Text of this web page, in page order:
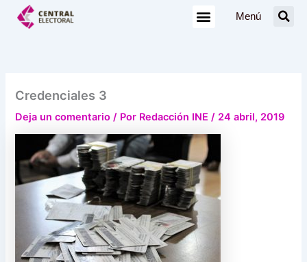
Menú
Credenciales 3
Deja un comentario / Por Redacción INE/ 24 abril, 2019